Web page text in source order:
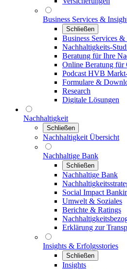
Business Services &
Schließen
Business Services &
Nachhaltigkeits-
Beratung für Ihre
Online Beratung für
Podcast HVB
Formulare &
Research
Digitale Lösungen
Nachhaltigkeit
Schließen
Nachhaltigkeit Übersicht
Nachhaltige Bank
Schließen
Nachhaltige Bank
Social Impact
Umwelt & Soziales
Berichte & Ratings
Erklärung zur
Insights & Erfolgsstories
Schließen
Insights